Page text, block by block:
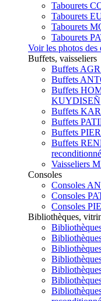
Tabourets
Tabourets
Tabourets
Tabourets
Voir les photos des
Buffets, vaisseliers
Buffets
Buffets
Buffets
KUYDISEÑ
Buffets
Buffets
Buffets
Buffets
reconditionné
Vaisseliers
Consoles
Consoles
Consoles
Consoles
Bibliothèques,